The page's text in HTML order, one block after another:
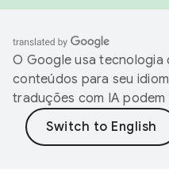
O Google usa tecnologia
conteúdos para seu
traduções com IA podem